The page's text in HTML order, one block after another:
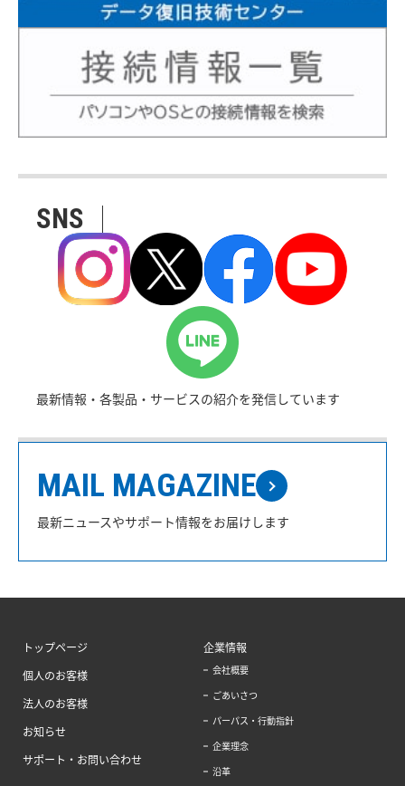
SNS
最新情報・各製品・サービスの紹介を発信しています
MAIL MAGAZINE
最新ニュースやサポート情報をお届けします
トップページ
個人のお客様
法人のお客様
お知らせ
サポート・お問い合わせ
企業情報
会社概要
ごあいさつ
パーパス・行動指針
企業理念
沿革